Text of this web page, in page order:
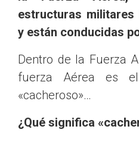
estructuras
y están conducidas
Dentro de la Fuerza
fuerza Aérea es
«cacheroso»…
¿Qué significa